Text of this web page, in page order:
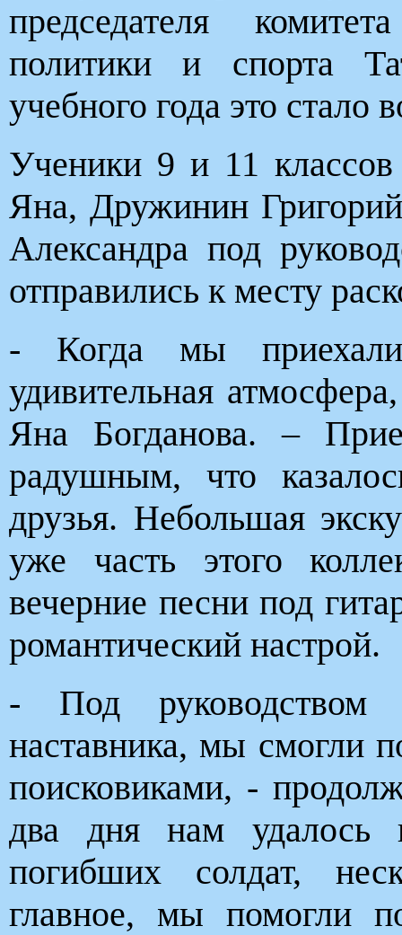
председателя
политики и спорта
учебного года это стало
Ученики 9 и 11 классов
Яна, Дружинин
Александра под
отправились к месту
- Когда мы
удивительная
Яна Богданова. –
радушным, что
друзья. Небольшая
уже часть этого
вечерние песни под
романтический настрой.
- Под руководством
наставника, мы смогли
поисковиками, -
два дня нам удалось
погибших солдат,
главное, мы помогли